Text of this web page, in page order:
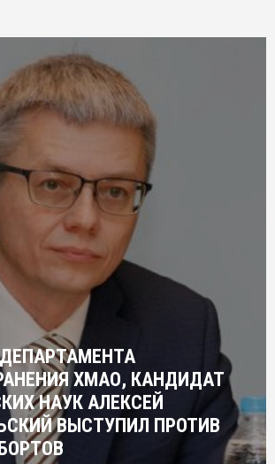
ХМАО, КАНДИДАТ
НАУК АЛЕКСЕЙ
ВЫСТУПИЛ ПРОТИВ